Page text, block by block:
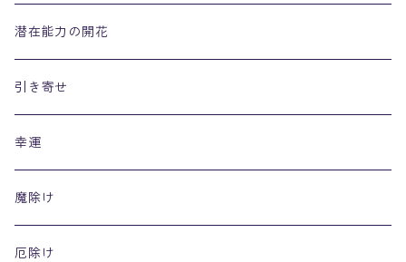
潜在能力の開花
引き寄せ
幸運
魔除け
厄除け